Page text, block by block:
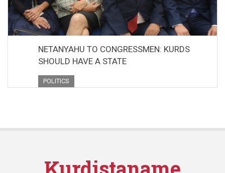
NETANYAHU TO CONGRESSMEN: KURDS
SHOULD HAVE A STATE
POLITICS